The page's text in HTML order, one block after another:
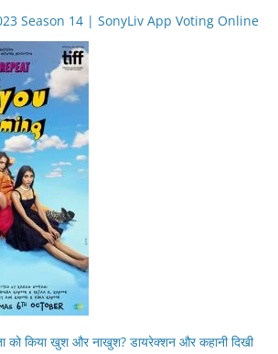
Season 14 | SonyLiv App Voting Online
को किया खुश और नाखुश? डायरेक्शन और कहानी दिखी